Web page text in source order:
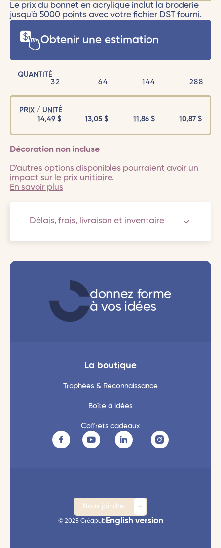
Le prix du bonnet en acrylique inclut la broderie
jusqu'à 5000 points avec votre fichier DST fourni.
Obtenir une estimation
QUANTITÉ
32
64 144 288
PRIX / UNITÉ
14,49 $ 13,05$ 11,86$ 10,87$
Décoration non incluse
D'autres options disponibles pourraient avoir un
impact sur le prix unitiaire.
En savoir plus
Délais, frais, livraison et inventaire
donnez forme
à vos idées
La boutique
Trophées & Reconnaissance
Boîte à idées
Coffrets cadeaux
Nous joindre
© 2025 CréapubEnglish version